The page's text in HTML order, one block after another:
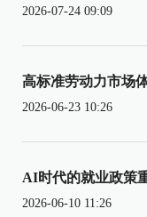
2026-07-24 09:09
高标准劳动力市场
2026-06-23 10:26
AI时代的就业政策
2026-06-10 11:26